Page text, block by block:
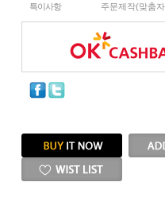
특이사항 주문제작(맞춤